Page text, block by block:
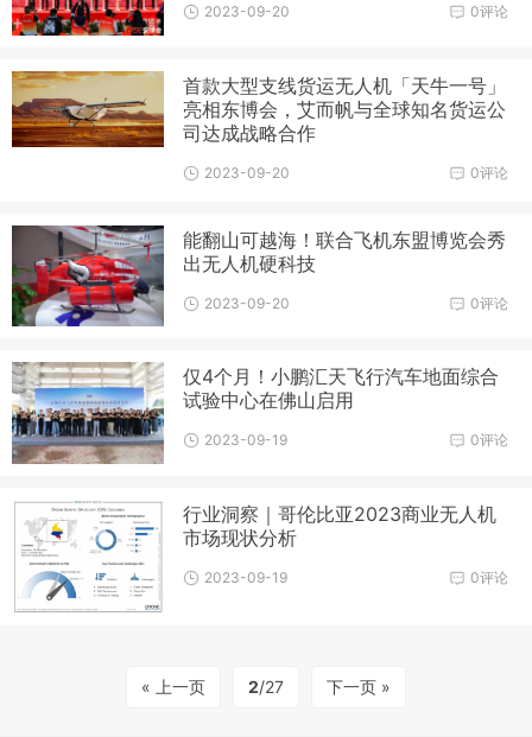
0评论
2023-09-20
首款大型支线货运无人机「天牛一号」
亮相东博会，艾而帆与全球知名货运公
司达成战略合作
0评论
2023-09-20
能翻山可越海！联合飞机东盟博览会秀
出无人机硬科技
0评论
2023-09-20
仅4个月！小鹏汇天飞行汽车地面综合
试验中心在佛山启用
0评论
2023-09-19
行业洞察｜哥伦比亚2023商业无人机
市场现状分析
0评论
2023-09-19
« 上一页 2/27 下一页 »